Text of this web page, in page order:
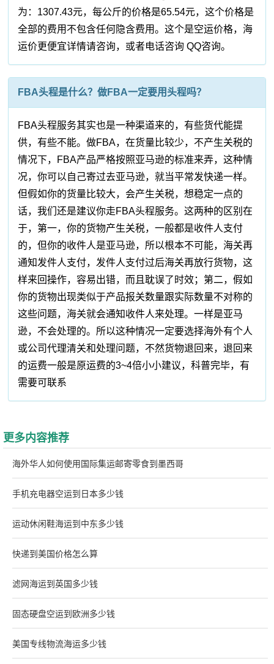
为：1307.43元，每公斤的价格是65.54元，这个价格是
全部的费用不包含任何隐含费用。这个是空运价格，海
运价更便宜详情请咨询，或者电话咨询 QQ咨询。
FBA头程是什么？做FBA一定要用头程吗？
FBA头程服务其实也是一种渠道来的，有些货代能提
供，有些不能。做FBA，在货量比较少，不产生关税的
情况下，FBA产品严格按照亚马逊的标准来弄，这种情
况，你可以自己寄过去亚马逊，就当平常发快递一样。
但假如你的货量比较大，会产生关税，想稳定一点的
话，我们还是建议你走FBA头程服务。这两种的区别在
于，第一，你的货物产生关税，一般都是收件人支付
的，但你的收件人是亚马逊，所以根本不可能，海关再
通知发件人支付，发件人支付过后海关再放行货物，这
样来回操作，容易出错，而且耽误了时效；第二，假如
你的货物出现类似于产品报关数量跟实际数量不对称的
这些问题，海关就会通知收件人来处理。一样是亚马
逊，不会处理的。所以这种情况一定要选择海外有个人
或公司代理清关和处理问题，不然货物退回来，退回来
的运费一般是原运费的3~4倍小小建议，科普完毕，有
需要可联系
更多内容推荐
海外华人如何使用国际集运邮寄零食到墨西哥
手机充电器空运到日本多少钱
运动休闲鞋海运到中东多少钱
快递到美国价格怎么算
滤网海运到英国多少钱
固态硬盘空运到欧洲多少钱
美国专线物流海运多少钱